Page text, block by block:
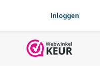
Inloggen